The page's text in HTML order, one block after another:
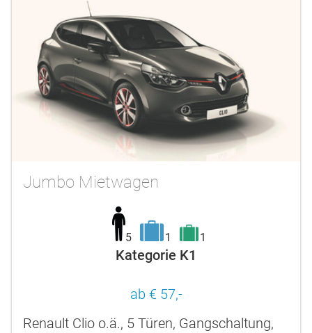
Jumbo Mietwagen
5 1 1
Kategorie K1
ab € 57,-
Renault Clio o.ä., 5 Türen, Gangschaltung,